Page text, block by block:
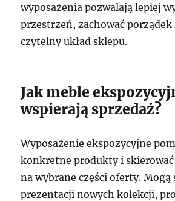
wyposażenia pozwalają lepiej
przestrzeń, zachować
czytelny układ sklepu.
Jak meble
wspierają sprzedaż?
Wyposażenie ekspozycyjne
konkretne produkty i
na wybrane części oferty. Mogą
prezentacji nowych kolekcji,